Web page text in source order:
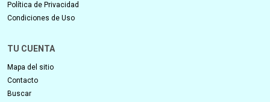
Política de Privacidad
Condiciones de Uso
TU CUENTA
Mapa del sitio
Contacto
Buscar